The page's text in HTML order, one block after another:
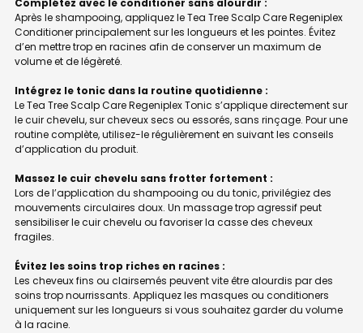
Après le shampooing, appliquez le Tea Tree Scalp Care Regeniplex
Conditioner principalement sur les longueurs et les pointes. Évitez
d’en mettre trop en racines afin de conserver un maximum de
volume et de légèreté.
Intégrez le tonic dans la routine quotidienne :
Le Tea Tree Scalp Care Regeniplex Tonic s’applique directement sur
le cuir chevelu, sur cheveux secs ou essorés, sans rinçage. Pour une
routine complète, utilisez-le régulièrement en suivant les conseils
d’application du produit.
Massez le cuir chevelu sans frotter fortement :
Lors de l’application du shampooing ou du tonic, privilégiez des
mouvements circulaires doux. Un massage trop agressif peut
sensibiliser le cuir chevelu ou favoriser la casse des cheveux
fragiles.
Évitez les soins trop riches en racines :
Les cheveux fins ou clairsemés peuvent vite être alourdis par des
soins trop nourrissants. Appliquez les masques ou conditioners
uniquement sur les longueurs si vous souhaitez garder du volume
à la racine.